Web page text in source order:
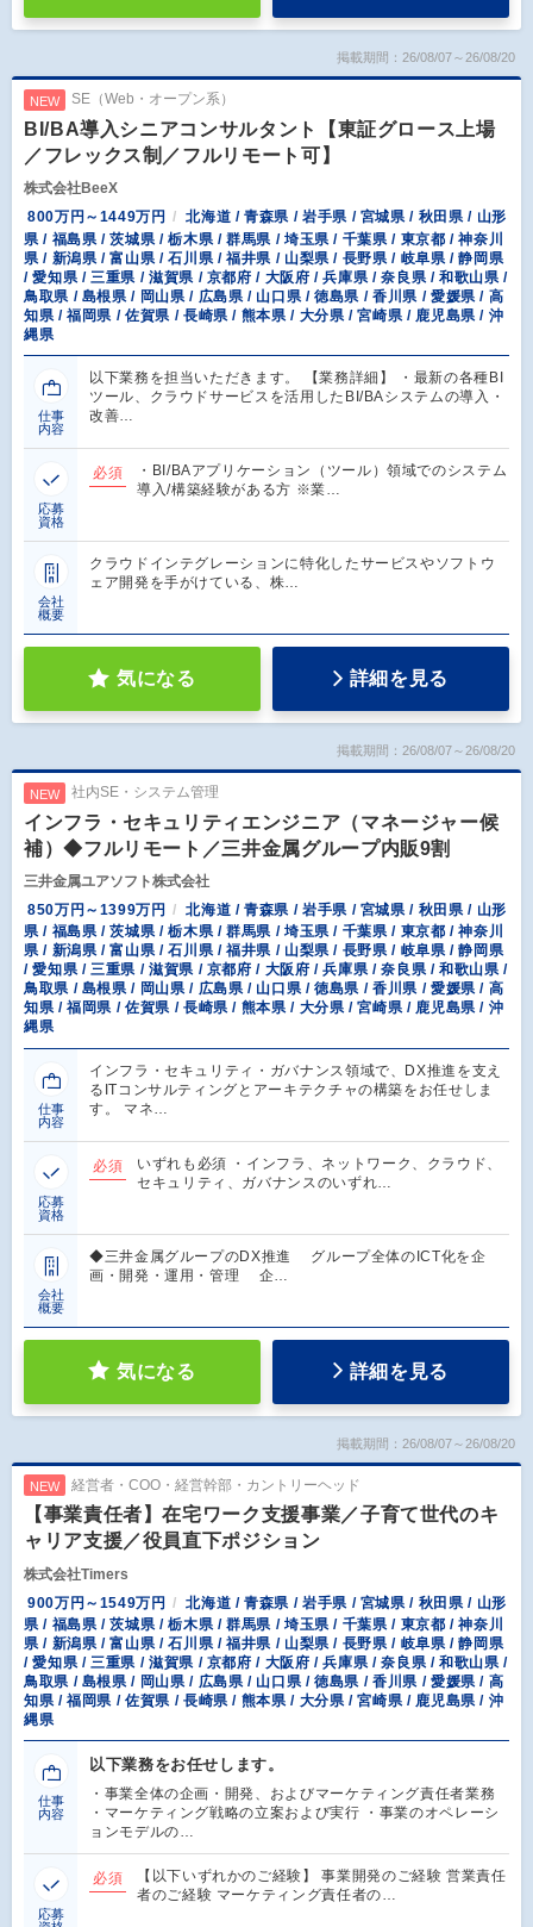
掲載期間：26/08/07～26/08/20
NEW SE（Web・オープン系）
BI/BA導入シニアコンサルタント【東証グロース上場
／フレックス制／フルリモート可】
株式会社BeeX
800万円～1449万円
北海道 / 青森県 / 岩手県 / 宮城県 / 秋田県 / 山形
県 / 福島県 / 茨城県 / 栃木県 / 群馬県 / 埼玉県 / 千葉県 / 東京都 / 神奈川
県 / 新潟県 / 富山県 / 石川県 / 福井県 / 山梨県 / 長野県 / 岐阜県 / 静岡県
/ 愛知県 / 三重県 / 滋賀県 / 京都府 / 大阪府 / 兵庫県 / 奈良県 / 和歌山県 /
鳥取県 / 島根県 / 岡山県 / 広島県 / 山口県 / 徳島県 / 香川県 / 愛媛県 / 高
知県 / 福岡県 / 佐賀県 / 長崎県 / 熊本県 / 大分県 / 宮崎県 / 鹿児島県 / 沖
縄県
仕事
内容
以下業務を担当いただきます。 【業務詳細】 ・最新の各種BI
ツール、クラウドサービスを活用したBI/BAシステムの導入・
改善…
応募
資格
必須
・BI/BAアプリケーション（ツール）領域でのシステム
導入/構築経験がある方 ※業…
会社
概要
クラウドインテグレーションに特化したサービスやソフトウ
ェア開発を手がけている、株…
気になる 詳細を見る
掲載期間：26/08/07～26/08/20
NEW 社内SE・システム管理
インフラ・セキュリティエンジニア（マネージャー候
補）◆フルリモート／三井金属グループ内販9割
三井金属ユアソフト株式会社
850万円～1399万円
北海道 / 青森県 / 岩手県 / 宮城県 / 秋田県 / 山形
県 / 福島県 / 茨城県 / 栃木県 / 群馬県 / 埼玉県 / 千葉県 / 東京都 / 神奈川
県 / 新潟県 / 富山県 / 石川県 / 福井県 / 山梨県 / 長野県 / 岐阜県 / 静岡県
/ 愛知県 / 三重県 / 滋賀県 / 京都府 / 大阪府 / 兵庫県 / 奈良県 / 和歌山県 /
鳥取県 / 島根県 / 岡山県 / 広島県 / 山口県 / 徳島県 / 香川県 / 愛媛県 / 高
知県 / 福岡県 / 佐賀県 / 長崎県 / 熊本県 / 大分県 / 宮崎県 / 鹿児島県 / 沖
縄県
仕事
内容
インフラ・セキュリティ・ガバナンス領域で、DX推進を支え
るITコンサルティングとアーキテクチャの構築をお任せしま
す。 マネ…
応募
資格
必須
いずれも必須 ・インフラ、ネットワーク、クラウド、
セキュリティ、ガバナンスのいずれ…
会社
概要
◆三井金属グループのDX推進 グループ全体のICT化を企
画・開発・運用・管理 企…
気になる 詳細を見る
掲載期間：26/08/07～26/08/20
NEW 経営者・COO・経営幹部・カントリーヘッド
【事業責任者】在宅ワーク支援事業／子育て世代のキ
ャリア支援／役員直下ポジション
株式会社Timers
900万円～1549万円
北海道 / 青森県 / 岩手県 / 宮城県 / 秋田県 / 山形
県 / 福島県 / 茨城県 / 栃木県 / 群馬県 / 埼玉県 / 千葉県 / 東京都 / 神奈川
県 / 新潟県 / 富山県 / 石川県 / 福井県 / 山梨県 / 長野県 / 岐阜県 / 静岡県
/ 愛知県 / 三重県 / 滋賀県 / 京都府 / 大阪府 / 兵庫県 / 奈良県 / 和歌山県 /
鳥取県 / 島根県 / 岡山県 / 広島県 / 山口県 / 徳島県 / 香川県 / 愛媛県 / 高
知県 / 福岡県 / 佐賀県 / 長崎県 / 熊本県 / 大分県 / 宮崎県 / 鹿児島県 / 沖
縄県
仕事
内容
以下業務をお任せします。
・事業全体の企画・開発、およびマーケティング責任者業務
・マーケティング戦略の立案および実行 ・事業のオペレーシ
ョンモデルの…
応募
必須
【以下いずれかのご経験】 事業開発のご経験 営業責任
者のご経験 マーケティング責任者の…